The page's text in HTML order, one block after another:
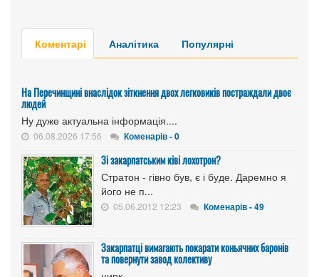
Коментарі Аналітика Популярні
На Перечинщині внаслідок зіткнення двох легковиків постраждали двоє
людей
Ну дуже актуальна інформація....
06.08.2026 17:56 Коменарів - 0
Зі закарпатським ківі лохотрон?
Стратон - гівно був, є і буде. Даремно я
його не п...
05.06.2012 12:23 Коменарів - 49
Закарпатці вимагають покарати коньячних баронів
та повернути завод колективу